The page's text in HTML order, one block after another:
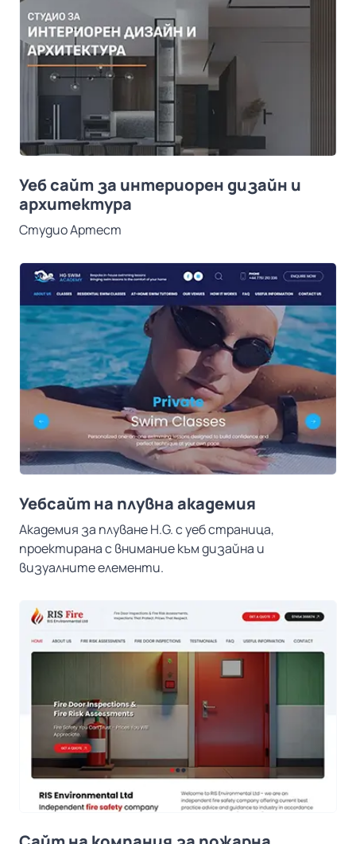
Уеб сайт за интериорен дизайн и
архитектура
Студио Артест
Уебсайт на плувна академия
Академия за плуване H.G. с уеб страница,
проектирана с внимание към дизайна и
визуалните елементи.